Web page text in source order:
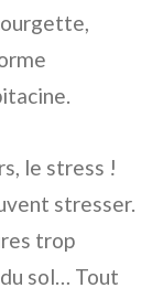
le stress !
stresser.
trop
sol… Tout